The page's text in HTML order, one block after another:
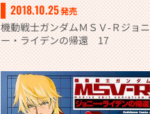
2018.10.25発売
機動戦士ガンダムＭＳＶ‐Ｒジョニ
ー・ライデンの帰還 17